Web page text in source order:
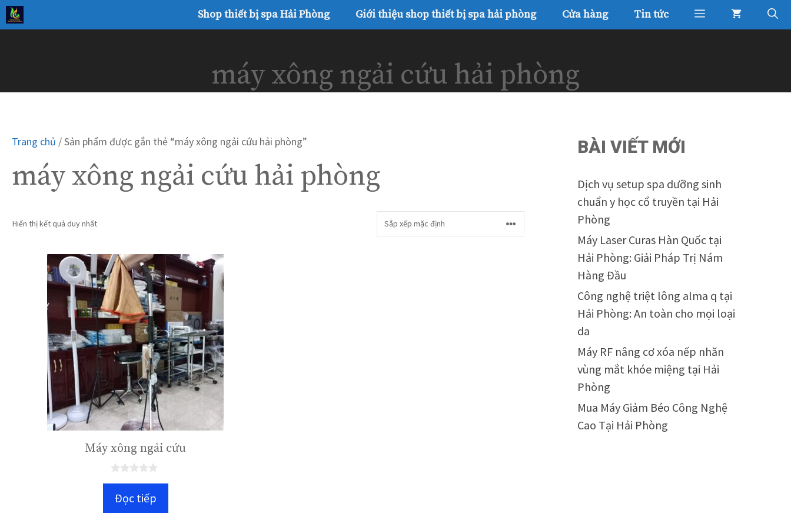
Chuyển
đến
Shop thiết bị spa Hải Phòng Giới thiệu shop thiết bị spa hải phòng Cửa hàng Tin tức
máy xông ngải cứu hải phòng
Trang chủ / Sản phẩm được gắn thẻ “máy xông ngải cứu hải phòng”
máy xông ngải cứu hải phòng
Hiển thị kết quả duy nhất
Máy xông ngải cứu
gĐọc tiếp
BÀI VIẾT MỚI
Dịch vụ setup spa dưỡng sinh
chuẩn y học cổ truyền tại Hải
Phòng
Máy Laser Curas Hàn Quốc tại
Hải Phòng: Giải Pháp Trị Nám
Hàng Đầu
Công nghệ triệt lông alma q tại
Hải Phòng: An toàn cho mọi loại
da
Máy RF nâng cơ xóa nếp nhăn
vùng mắt khóe miệng tại Hải
Phòng
Mua Máy Giảm Béo Công Nghệ
Cao Tại Hải Phòng